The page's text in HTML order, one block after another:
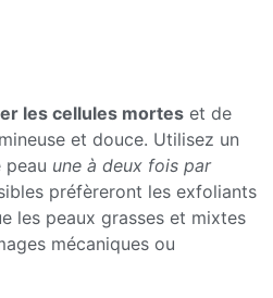
les cellules mortes et de
et douce. Utilisez un
une à deux fois par
préfèreront les exfoliants
les peaux grasses et mixtes
mécaniques ou